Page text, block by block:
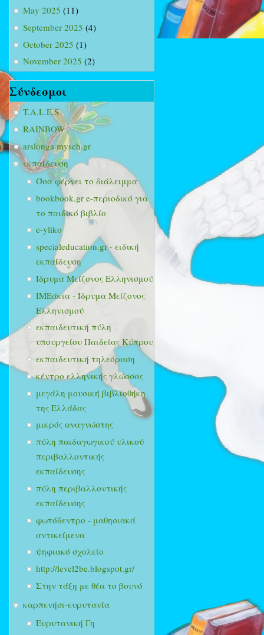
May 2025 (11)
September 2025 (4)
October 2025 (1)
November 2025 (2)
Σύνδεσμοι
T.A.L.E.S
RAINBOW
arslonga.mysch.gr
εκπαίδευση
Όσα φέρνει το διάλειμμα
bookbook.gr e-περιοδικό για
το παιδικό βιβλίο
e-yliko
specialeducation.gr - ειδική
εκπαίδευση
Ίδρυμα Μείζονος Ελληνισμού
ΙΜΕάκια - Ίδρυμα Μείζονος
Ελληνισμού
εκπαιδευτική πύλη
υπουργείου Παιδείας Κύπρου
εκπαιδευτική τηλεόραση
κέντρο ελληνικής γλώσσας
μεγάλη μουσική βιβλιοθήκη
της Ελλάδας
μικρός αναγνώστης
πύλη παιδαγωγικού υλικού
περιβαλλοντικής
εκπαίδευσης
πύλη περιβαλλοντικής
εκπαίδευσης
φωτόδεντρο - μαθησιακά
αντικείμενα
ψηφιακό σχολείο
http://level2be.blogspot.gr/
Στην τάξη με θέα το βουνό
καρπενήσι-ευρυτανία
Ευρυτανική Γη